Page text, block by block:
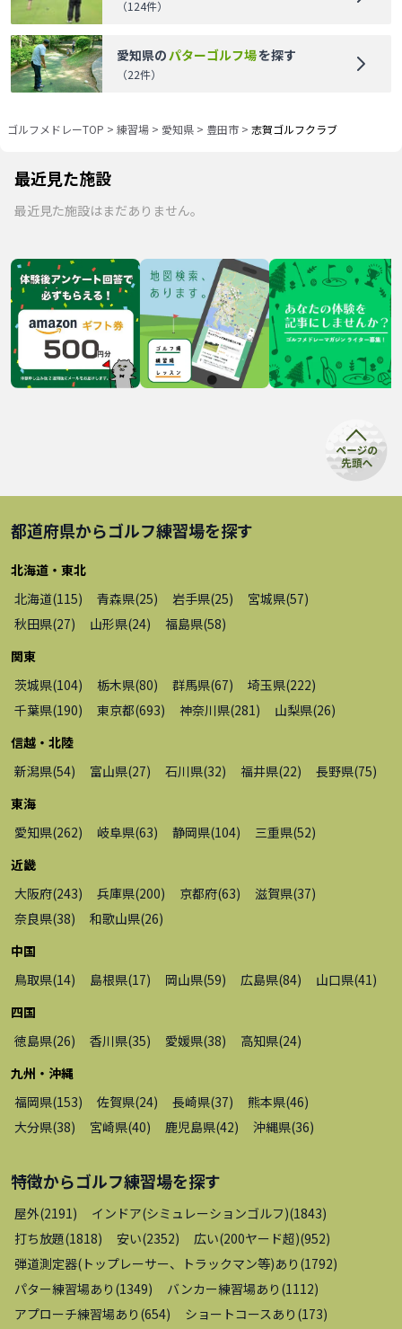
（124件）
愛知県のパターゴルフ場を探す
（22件）
ゴルフメドレーTOP > 練習場 > 愛知県 > 豊田市 > 志賀ゴルフクラブ
最近見た施設
最近見た施設はまだありません。
都道府県からゴルフ練習場を探す
北海道・東北
北海道(115) 青森県(25) 岩手県(25) 宮城県(57)
秋田県(27) 山形県(24) 福島県(58)
関東
茨城県(104) 栃木県(80) 群馬県(67) 埼玉県(222)
千葉県(190) 東京都(693) 神奈川県(281) 山梨県(26)
信越・北陸
新潟県(54) 富山県(27) 石川県(32) 福井県(22) 長野県(75)
東海
愛知県(262) 岐阜県(63) 静岡県(104) 三重県(52)
近畿
大阪府(243) 兵庫県(200) 京都府(63) 滋賀県(37)
奈良県(38) 和歌山県(26)
中国
鳥取県(14) 島根県(17) 岡山県(59) 広島県(84) 山口県(41)
四国
徳島県(26) 香川県(35) 愛媛県(38) 高知県(24)
九州・沖縄
福岡県(153) 佐賀県(24) 長崎県(37) 熊本県(46)
大分県(38) 宮崎県(40) 鹿児島県(42) 沖縄県(36)
特徴からゴルフ練習場を探す
屋外(2191) インドア(シミュレーションゴルフ)(1843)
打ち放題(1818) 安い(2352) 広い(200ヤード超)(952)
弾道測定器(トップレーサー、トラックマン等)あり (1792)
パター練習場あり (1349) バンカー練習場あり (1112)
アプローチ練習場あり (654) ショートコースあり (173)